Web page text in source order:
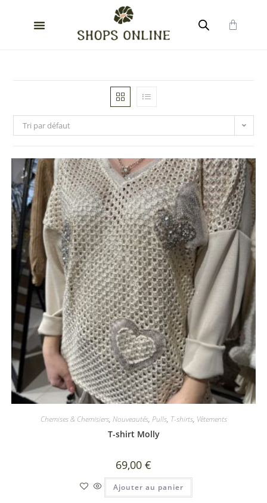
Tri par défaut
Chemises & Chemisiers, Nouveautés, Pulls, T-shirts, Vêtements
T-shirt Molly
69,00 €
Ajouter au panier